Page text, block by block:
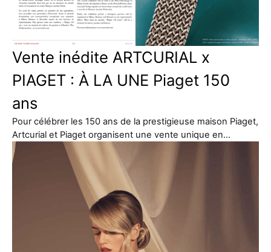
Vente inédite ARTCURIAL x
PIAGET : À LA UNE Piaget 150
ans
Pour célébrer les 150 ans de la prestigieuse maison Piaget,
Artcurial et Piaget organisent une vente unique en…